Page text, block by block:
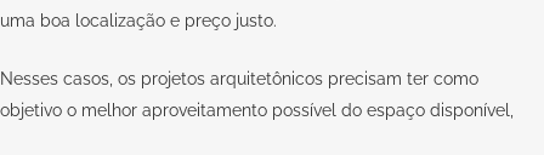
uma boa localização e preço justo.
Nesses casos, os projetos arquitetônicos precisam ter como
objetivo o melhor aproveitamento possível do espaço disponível,